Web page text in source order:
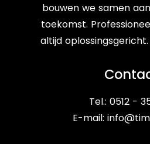
bouwen we samen
toekomst.
altijd
Tel.: 0512 -
E-mail: